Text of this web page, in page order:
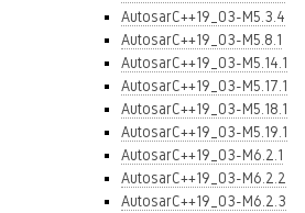
AutosarC++19_03-M5.3.4
AutosarC++19_03-M5.8.1
AutosarC++19_03-M5.14.1
AutosarC++19_03-M5.17.1
AutosarC++19_03-M5.18.1
AutosarC++19_03-M5.19.1
AutosarC++19_03-M6.2.1
AutosarC++19_03-M6.2.2
AutosarC++19_03-M6.2.3